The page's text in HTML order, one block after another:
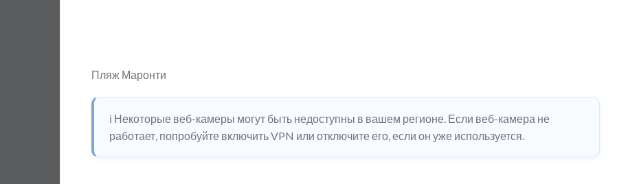
Пляж Маронти
ℹ️ Некоторые веб-камеры могут быть недоступны в вашем регионе. Если веб-камера не
работает, попробуйте включить VPN или отключите его, если он уже используется.